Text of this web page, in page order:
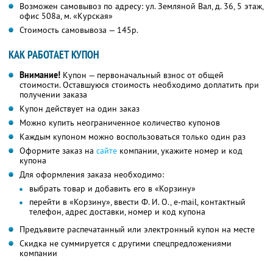
Возможен самовывоз по адресу: ул. Земляной Вал, д. 36, 5 этаж,
офис 508а, м. «Курская»
Стоимость самовывоза — 145р.
КАК РАБОТАЕТ КУПОН
Внимание! Купон — первоначальный взнос от общей
стоимости. Оставшуюся стоимость необходимо доплатить при
получении заказа
Купон действует на один заказ
Можно купить неограниченное количество купонов
Каждым купоном можно воспользоваться только один раз
Оформите заказ на сайте компании, укажите номер и код
купона
Для оформления заказа необходимо:
выбрать товар и добавить его в «Корзину»
перейти в «Корзину», ввести Ф. И. О., e-mail, контактный
телефон, адрес доставки, номер и код купона
Предъявите распечатанный или электронный купон на месте
Скидка не суммируется с другими спецпредложениями
компании